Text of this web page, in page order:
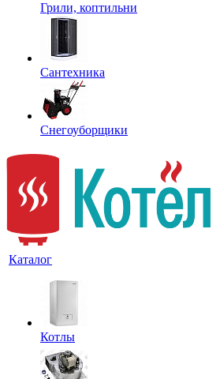
Грили, коптильни
Сантехника
Снегоуборщики
Каталог
Котлы